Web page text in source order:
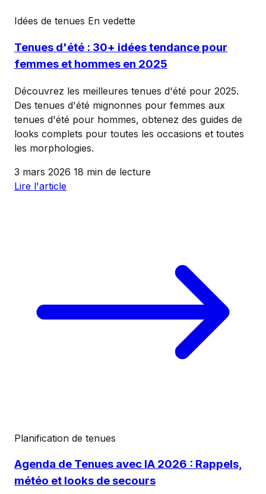
Idées de tenues En vedette
Tenues d'été : 30+ idées tendance pour
femmes et hommes en 2025
Découvrez les meilleures tenues d'été pour 2025.
Des tenues d'été mignonnes pour femmes aux
tenues d'été pour hommes, obtenez des guides de
looks complets pour toutes les occasions et toutes
les morphologies.
3 mars 2026 18 min de lecture
Lire l'article
Planification de tenues
Agenda de Tenues avec IA 2026 : Rappels,
météo et looks de secours